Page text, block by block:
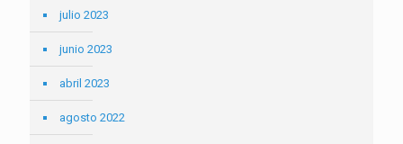
julio 2023
junio 2023
abril 2023
agosto 2022